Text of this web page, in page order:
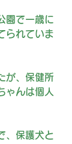
園で一歳に
られていま
が、保健所
ゃんは個人
、保護犬と